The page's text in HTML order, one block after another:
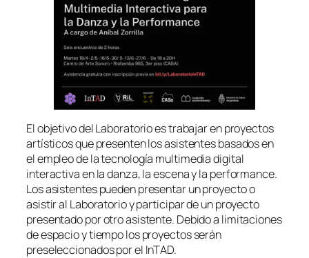
El objetivo del Laboratorio es trabajar en proyectos
artísticos que presenten los asistentes basados en
el empleo de la tecnología multimedia digital
interactiva en la danza, la escena y la performance.
Los asistentes pueden presentar un proyecto o
asistir al Laboratorio y participar de un proyecto
presentado por otro asistente. Debido a limitaciones
de espacio y tiempo los proyectos serán
preseleccionados por el InTAD.